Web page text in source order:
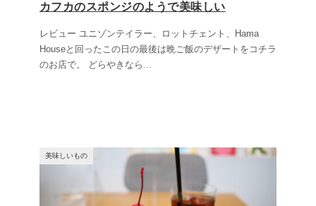
カフカのスポンジのようで美味しい
レビュー ユニゾンテイラー、ロットチェント、Hama
Houseと回ったこの日の最後は晩ご飯のデザートをコチラ
のお店で。 どらやきなら ...
美味しいもの